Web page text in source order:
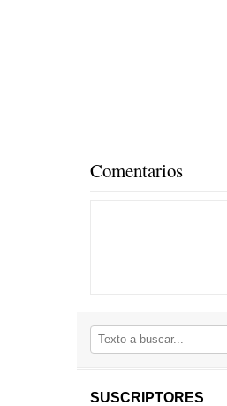
Comentarios
SUSCRIPTORES